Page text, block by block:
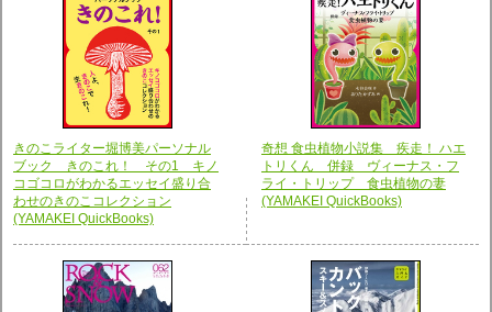
きのこライター堀博美パーソナル
ブック きのこれ！ その1 キノ
コゴコロがわかるエッセイ盛り合
わせのきのこコレクション
(YAMAKEI QuickBooks)
奇想 食虫植物小説集 疾走！ ハエ
トリくん 併録 ヴィーナス・フ
ライ・トリップ 食虫植物の妻
(YAMAKEI QuickBooks)